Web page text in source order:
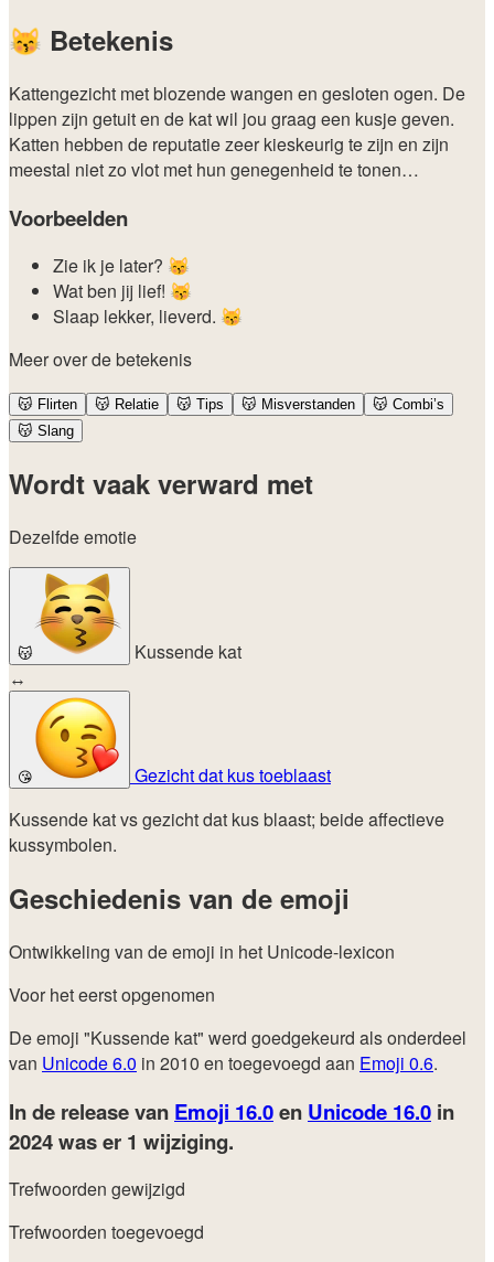
😽 Betekenis
Kattengezicht met blozende wangen en gesloten ogen. De
lippen zijn getuit en de kat wil jou graag een kusje geven.
Katten hebben de reputatie zeer kieskeurig te zijn en zijn
meestal niet zo vlot met hun genegenheid te tonen…
Voorbeelden
Zie ik je later? 😽
Wat ben jij lief! 😽
Slaap lekker, lieverd. 😽
Meer over de betekenis
😽 Flirten 😽 Relatie 😽 Tips 😽 Misverstanden 😽 Combi’s
😽 Slang
Wordt vaak verward met
Dezelfde emotie
😽
Kussende kat
↔
😘
Gezicht dat kus toeblaast
Kussende kat vs gezicht dat kus blaast; beide affectieve
kussymbolen.
Geschiedenis van de emoji
Ontwikkeling van de emoji in het Unicode-lexicon
Voor het eerst opgenomen
De emoji "Kussende kat" werd goedgekeurd als onderdeel
van Unicode 6.0 in 2010 en toegevoegd aan Emoji 0.6.
In de release van Emoji 16.0en Unicode 16.0 in
2024was er 1 wijziging.
Trefwoorden gewijzigd
Trefwoorden toegevoegd